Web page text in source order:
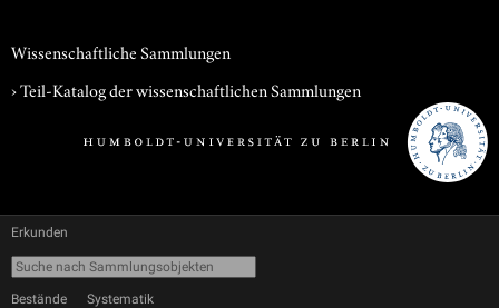
Wissenschaftliche Sammlungen
› Teil-Katalog der wissenschaftlichen Sammlungen
Erkunden
Bestände Systematik